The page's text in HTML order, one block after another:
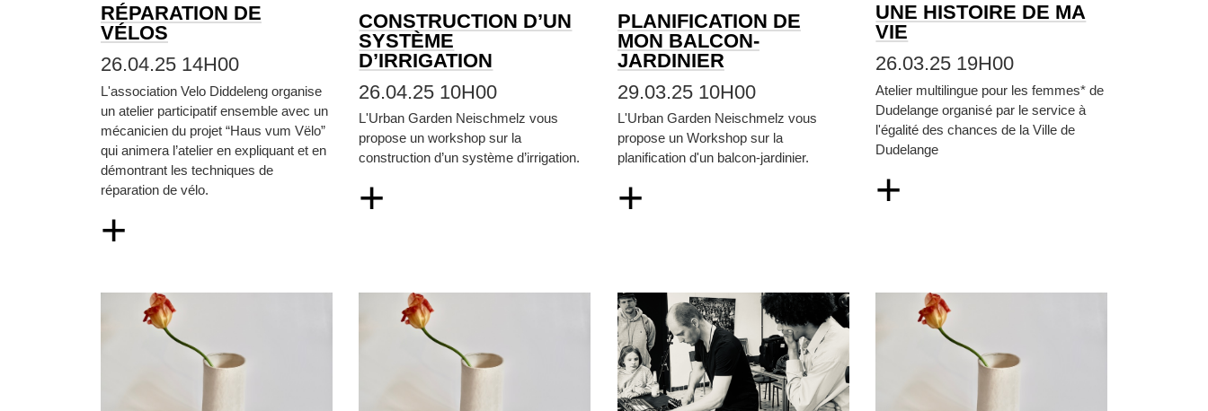
RÉPARATION DE
VÉLOS
26.04.25 14H00
L'association Velo Diddeleng organise
un atelier participatif ensemble avec un
mécanicien du projet “Haus vum Vëlo”
qui animera l’atelier en expliquant et en
démontrant les techniques de
réparation de vélo.
+
CONSTRUCTION D’UN
SYSTÈME
D’IRRIGATION
26.04.25 10H00
L'Urban Garden Neischmelz vous
propose un workshop sur la
construction d’un système d’irrigation.
+
PLANIFICATION DE
MON BALCON-
JARDINIER
29.03.25 10H00
L'Urban Garden Neischmelz vous
propose un Workshop sur la
planification d'un balcon-jardinier.
+
UNE HISTOIRE DE MA
VIE
26.03.25 19H00
Atelier multilingue pour les femmes* de
Dudelange organisé par le service à
l'égalité des chances de la Ville de
Dudelange
+